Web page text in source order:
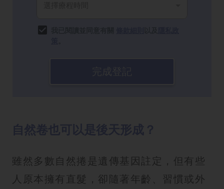
雖然多數自然捲是遺傳基因註定，但有些
人原本擁有直髮，卻隨著年齡、習慣或外